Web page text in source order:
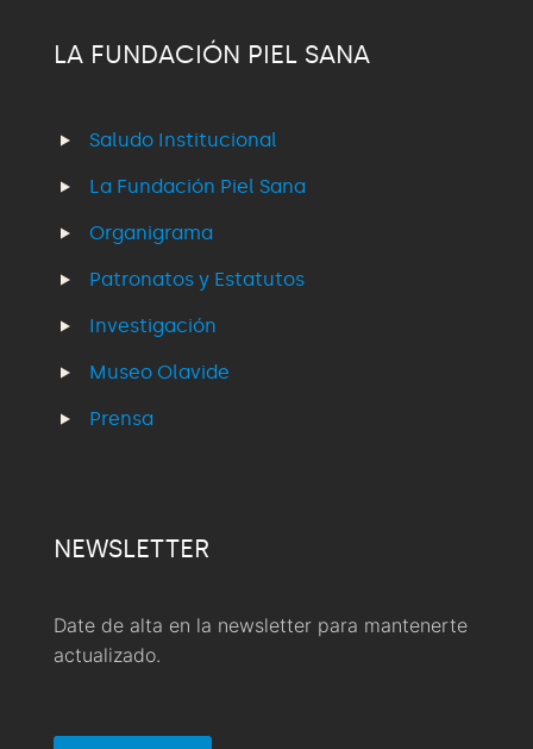
LA FUNDACIÓN PIEL SANA
Saludo Institucional
La Fundación Piel Sana
Organigrama
Patronatos y Estatutos
Investigación
Museo Olavide
Prensa
NEWSLETTER
Date de alta en la newsletter para mantenerte
actualizado.